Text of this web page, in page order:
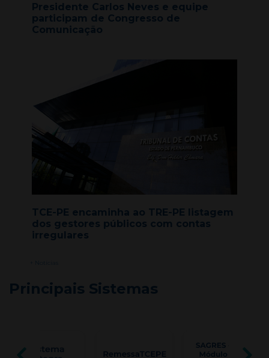
Presidente Carlos Neves e equipe
participam de Congresso de
Comunicação
TCE-PE encaminha ao TRE-PE listagem
dos gestores públicos com contas
irregulares
Principais Sistemas